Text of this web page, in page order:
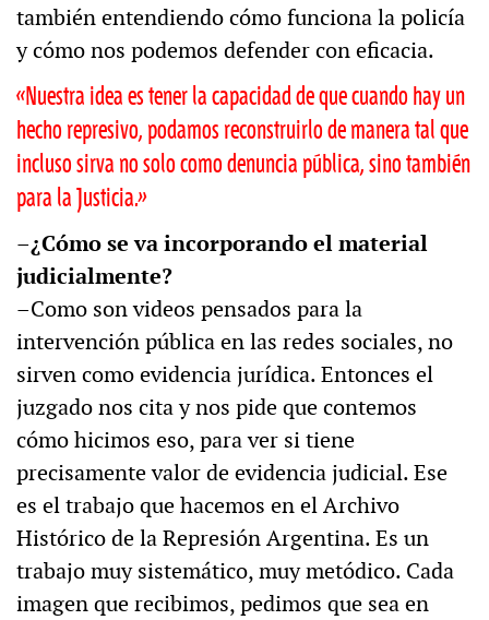
también entendiendo cómo funciona la policía
y cómo nos podemos defender con eficacia.
«Nuestra idea es tener la capacidad de que cuando hay un
hecho represivo, podamos reconstruirlo de manera tal que
incluso sirva no solo como denuncia pública, sino también
para la Justicia.»
–¿Cómo se va incorporando el material
judicialmente?
–Como son videos pensados para la
intervención pública en las redes sociales, no
sirven como evidencia jurídica. Entonces el
juzgado nos cita y nos pide que contemos
cómo hicimos eso, para ver si tiene
precisamente valor de evidencia judicial. Ese
es el trabajo que hacemos en el Archivo
Histórico de la Represión Argentina. Es un
trabajo muy sistemático, muy metódico. Cada
imagen que recibimos, pedimos que sea en